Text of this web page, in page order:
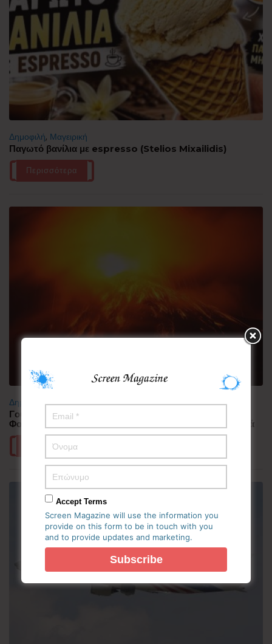
Δημοφιλή, Μαγειρική
Παγωτό βανίλια με espresso (Stelios Mixailidis)
Περισσότερα
Δημοφιλή
Γουατεμάλα: Σε ύφεση η δραστηριότητα του ηφαιστείου
Φουέγο – 1.700 άνθρωποι απομακρύνθηκαν προληπτικά
Περισσότερα
Accept Terms
Screen Magazine will use the information you
provide on this form to be in touch with you
and to provide updates and marketing.